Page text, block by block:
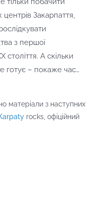
Закарпаття,
з першої
століття. А скільки
готує – покаже час…
матеріали з наступних
rocks, офіційний